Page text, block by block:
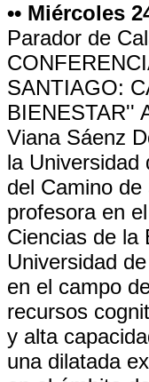
•• Miércoles
Parador de
SANTIAGO:
BIENESTAR''
Viana Sáenz
la Universidad
del Camino
profesora en
Ciencias de la
Universidad
en el campo
recursos
y alta
una dilatada